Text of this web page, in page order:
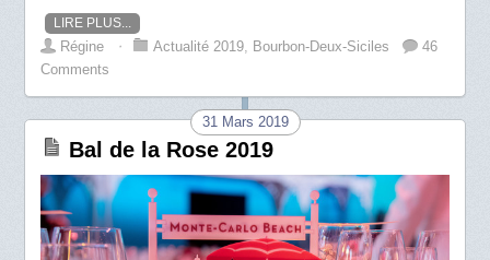
LIRE PLUS...
Régine ⋅ Actualité 2019, Bourbon-Deux-Siciles
46
Comments
31 Mars 2019
Bal de la Rose 2019